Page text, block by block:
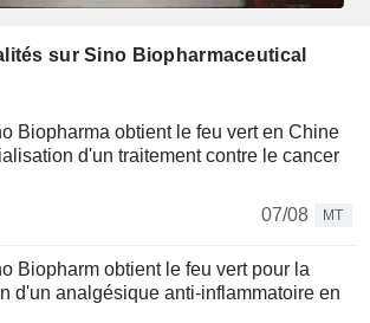
sur Sino Biopharmaceutical
Biopharma obtient le feu vert en Chine
d'un traitement contre le cancer
07/08
MT
Biopharm obtient le feu vert pour la
d'un analgésique anti-inflammatoire en